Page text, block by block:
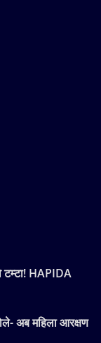
HAPIDA
अब महिला आरक्षण